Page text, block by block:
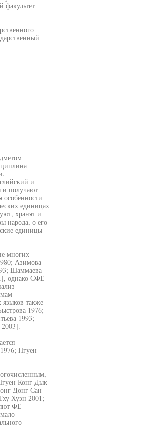
факультет
и
и получают
особенности
единицах
хранят и
народа, о его
единицы -
многих
Азимова
Шаммаева
однако СФЕ
также
1976;
1993;
Нгуен
Конг Дык
Донг Сан
Хуэн 2001;
ФЕ